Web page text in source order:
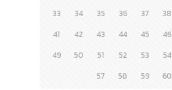
33
34 35 36 37 38
41
42 43 44 45 46
49
50 51 52 53 54
57
58 59 60